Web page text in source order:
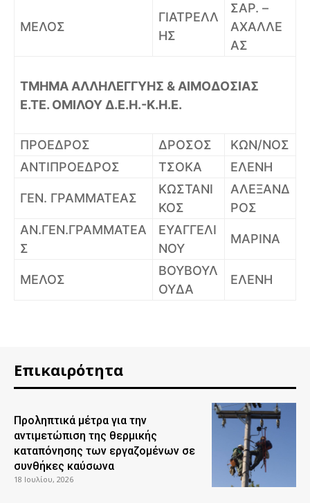
ΜΕΛΟΣ
ΓΙΑΤΡΕΛΛ
ΗΣ
ΣΑΡ. –
ΑΧΑΛΛΕ
ΑΣ
ΤΜΗΜΑ ΑΛΛΗΛΕΓΓΥΗΣ & ΑΙΜΟΔΟΣΙΑΣ
Ε.ΤΕ. ΟΜΙΛΟΥ Δ.Ε.Η.-Κ.Η.Ε.
ΠΡΟΕΔΡΟΣ ΔΡΟΣΟΣ
ΚΩΝ/ΝΟΣ
ΑΝΤΙΠΡΟΕΔΡΟΣ
ΤΣΟΚΑ ΕΛΕΝΗ
ΓEN. ΓΡΑΜΜΑΤΕΑΣ
ΚΩΣΤΑΝΙ
ΚΟΣ
ΑΛΕΞΑΝΔ
ΡΟΣ
ΑN.ΓEN.ΓΡΑΜΜΑΤΕΑ
Σ
ΕΥΑΓΓΕΛΙ
ΝΟΥ
ΜΑΡΙΝΑ
ΜΕΛΟΣ
ΒΟΥΒΟΥΛ
ΟΥΔΑ
ΕΛΕΝΗ
Επικαιρότητα
Προληπτικά μέτρα για την
αντιμετώπιση της θερμικής
καταπόνησης των εργαζομένων σε
συνθήκες καύσωνα
18 Ιουλίου, 2026